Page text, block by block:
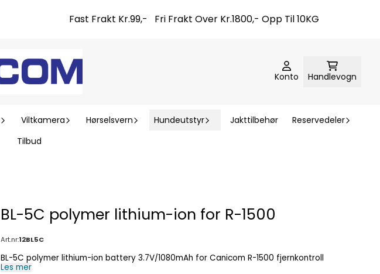
Fast Frakt Kr.99,- Fri Frakt Over Kr.1800,- Opp Til 10KG
Konto Handlevogn
Viltkamera Hørselsvern Hundeutstyr Jakttilbehør
Reservedeler
Tilbud
BL-5C polymer lithium-ion for R-1500
Art.nr:12BL5C
BL-5C polymer lithium-ion battery 3.7V/1080mAh for Canicom R-1500 fjernkontroll
Les mer